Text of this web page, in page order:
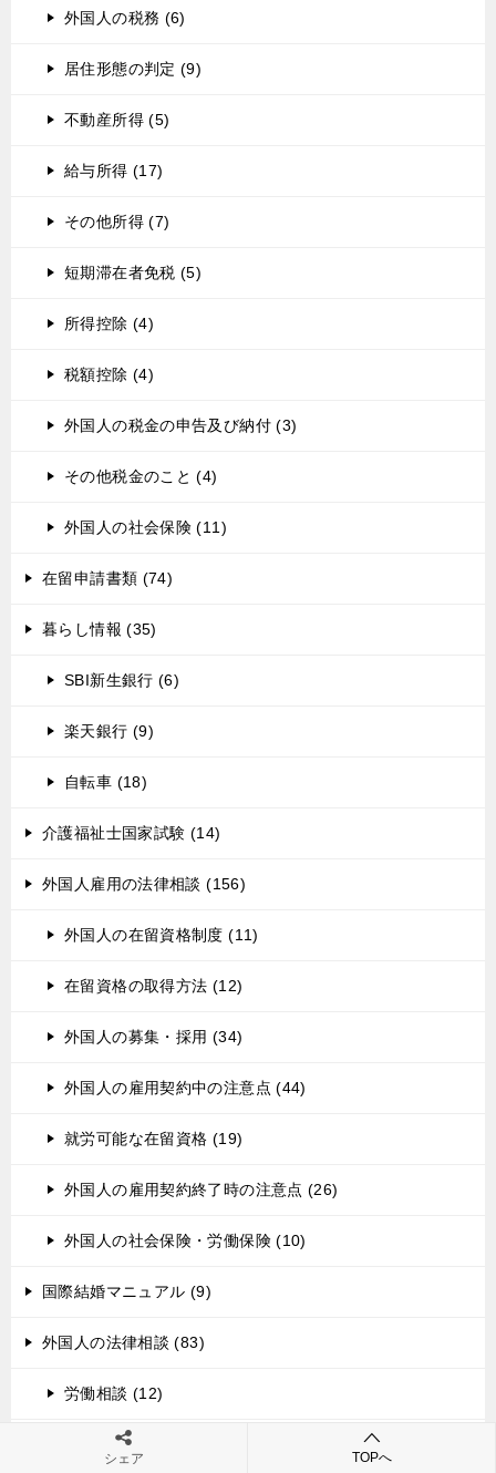
外国人の税務 (6)
居住形態の判定 (9)
不動産所得 (5)
給与所得 (17)
その他所得 (7)
短期滞在者免税 (5)
所得控除 (4)
税額控除 (4)
外国人の税金の申告及び納付 (3)
その他税金のこと (4)
外国人の社会保険 (11)
在留申請書類 (74)
暮らし情報 (35)
SBI新生銀行 (6)
楽天銀行 (9)
自転車 (18)
介護福祉士国家試験 (14)
外国人雇用の法律相談 (156)
外国人の在留資格制度 (11)
在留資格の取得方法 (12)
外国人の募集・採用 (34)
外国人の雇用契約中の注意点 (44)
就労可能な在留資格 (19)
外国人の雇用契約終了時の注意点 (26)
外国人の社会保険・労働保険 (10)
国際結婚マニュアル (9)
外国人の法律相談 (83)
労働相談 (12)
国籍相談 (7)
シェア TOPへ